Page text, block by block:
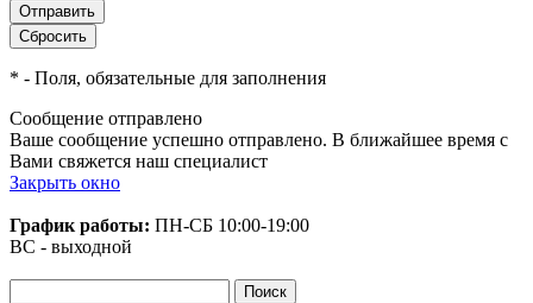
* - Поля, обязательные для заполнения
Сообщение отправлено
Ваше сообщение успешно отправлено. В ближайшее время с
Вами свяжется наш специалист
Закрыть окно
График работы: ПН-СБ 10:00-19:00
ВС - выходной